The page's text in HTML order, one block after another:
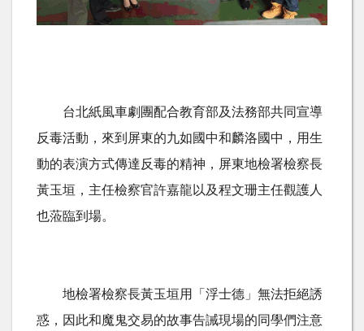
台北紙風車劇團配合教育部及法務部共同宣導
反毒活動，來到屏東的九如國中和麟洛國中，用生
動的表演方式傳達反毒的精神，屏東地檢署檢察長
黃玉垣，主任檢察官許嘉龍以及程文珊主任觀護人
也蒞臨到場。
地檢署檢察長黃玉垣用「浮士德」無法拒絕誘
惑，因此和魔鬼交易的故事告誡現場的同學們注意